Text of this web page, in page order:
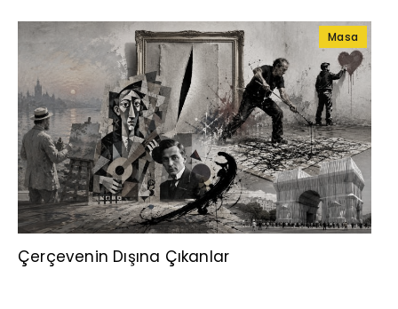
Masa
Çerçevenin Dışına Çıkanlar